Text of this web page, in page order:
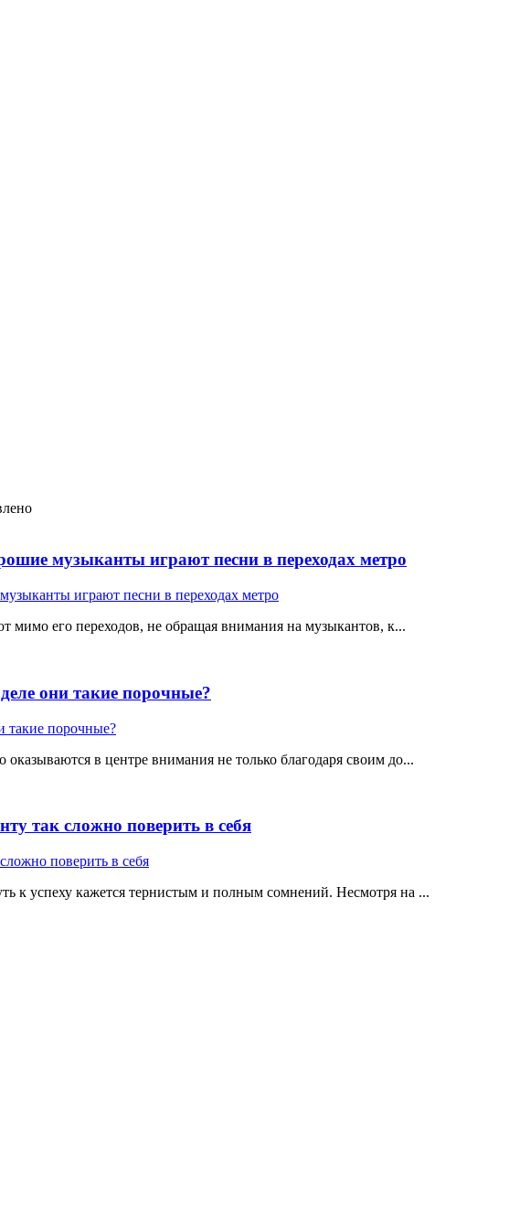
музыканты играют песни в переходах метро
мимо его переходов, не обращая внимания на музыкантов, к...
они такие порочные?
в центре внимания не только благодаря своим до...
так сложно поверить в себя
к успеху кажется тернистым и полным сомнений. Несмотря на ...